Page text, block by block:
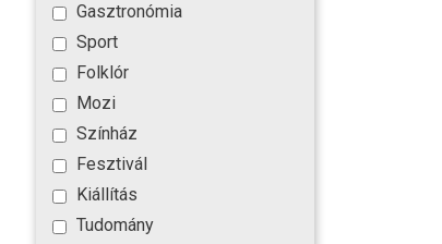
Gasztronómia
Sport
Folklór
Mozi
Színház
Fesztivál
Kiállítás
Tudomány